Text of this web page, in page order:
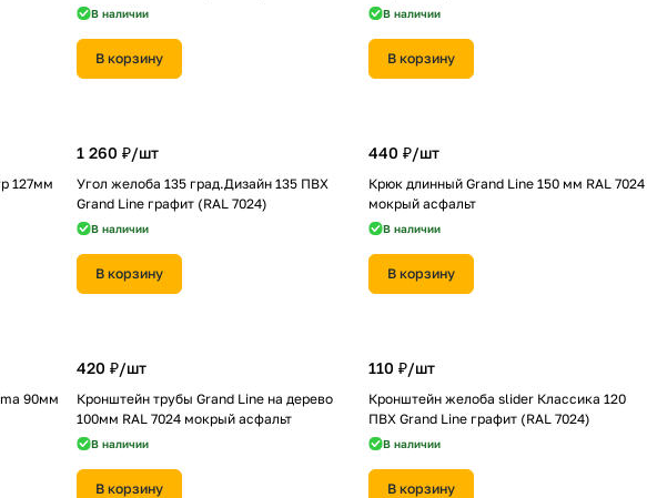
В наличии
В корзину
В наличии
В корзину
127мм
1 260 ₽/шт
Угол желоба 135 град.Дизайн 135 ПВХ
Grand Line графит (RAL 7024)
В наличии
В корзину
440 ₽/шт
Крюк длинный Grand Line 150 мм RAL 7024
мокрый асфальт
В наличии
В корзину
90мм
420 ₽/шт
Кронштейн трубы Grand Line на дерево
100мм RAL 7024 мокрый асфальт
В наличии
В корзину
110 ₽/шт
Кронштейн желоба slider Классика 120
ПВХ Grand Line графит (RAL 7024)
В наличии
В корзину